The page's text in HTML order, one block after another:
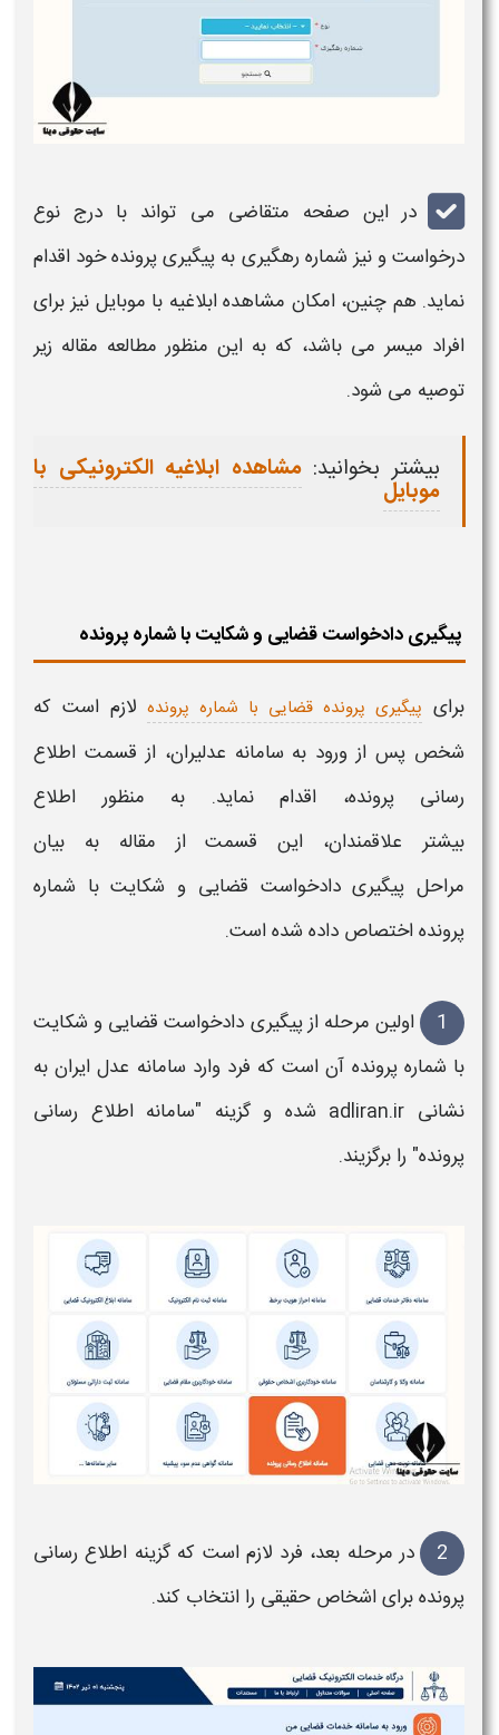
در این صفحه متقاضی می تواند با درج نوع
درخواست و نیز شماره رهگیری به پیگیری پروندهخود اقدام
نماید. هم چنین، امکان مشاهده ابلاغیه با موبایل نیز برای
افراد میسر می باشد، که به این منظور مطالعه مقاله زیر
توصیه می شود.
بیشتر بخوانید: مشاهده ابلاغیه الکترونیکی با
موبایل
پیگیری دادخواست قضایی و شکایت با شماره پرونده
برای پیگیری پرونده قضایی با شماره پرونده لازم است که
شخص پس از ورود به سامانه عدلیران، از قسمت اطلاع
رسانیپرونده، اقدام نماید. به منظور اطلاع
بیشتر علاقمندان، این قسمت از مقاله به بیان
مراحلپیگیری دادخواست قضایی و شکایت با شماره
پروندهاختصاص داده شده است.
1 اولین مرحله ازپیگیری دادخواست قضایی و شکایت
با شماره پرونده آن است که فرد وارد سامانه عدل ایران به
نشانی adliran.ir شده و گزینه "سامانه اطلاع رسانی
پرونده" را برگزیند.
2
در مرحله بعد، فرد لازم است که گزینه اطلاع رسانی
پروندهبرای اشخاص حقیقی را انتخاب کند.